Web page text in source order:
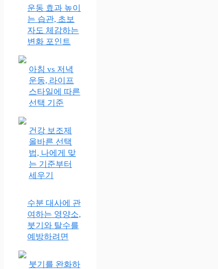
운동 효과 높이
는 습관, 초보
자도 체감하는
변화 포인트
아침 vs 저녁
운동, 라이프
스타일에 따른
선택 기준
건강 보조제
올바른 선택
법, 나에게 맞
는 기준부터
세우기
수분 대사에 관
여하는 영양소,
붓기와 탈수를
예방하려면
붓기를 완화하